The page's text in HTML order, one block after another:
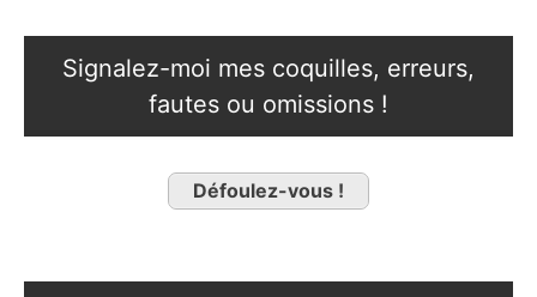
Signalez-moi mes coquilles, erreurs,
fautes ou omissions !
Défoulez-vous !